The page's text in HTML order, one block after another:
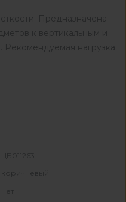
Предназначена
к вертикальным и
Рекомендуемая нагрузка
ЦБ011263
коричневый
нет